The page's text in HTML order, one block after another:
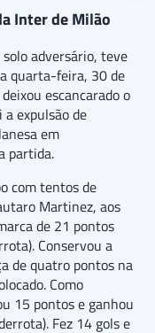
Inter de Milão
adversário, teve
quarta-feira, 30 de
escancarado o
expulsão de
em
partida.
com tentos de
Martinez, aos
de 21 pontos
Conservou a
de quatro pontos na
Como
15 pontos e ganhou
Fez 14 gols e